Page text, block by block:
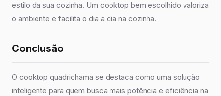
estilo da sua cozinha. Um cooktop bem escolhido valoriza
o ambiente e facilita o dia a dia na cozinha.
Conclusão
O cooktop quadrichama se destaca como uma solução
inteligente para quem busca mais potência e eficiência na